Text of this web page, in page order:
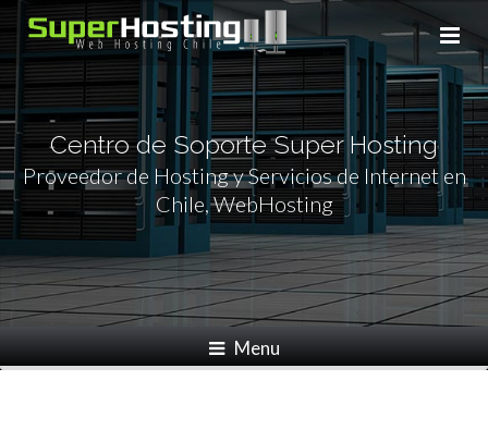
Centro de Soporte Super Hosting
Proveedor de Hosting y Servicios de Internet en
Chile, WebHosting
Menu